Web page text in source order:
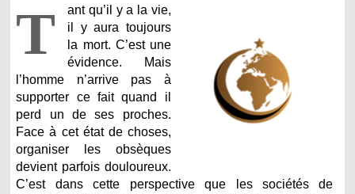
T
ant qu’il y a la vie,
il y aura toujours
la mort. C’est une
évidence. Mais
l’homme n’arrive pas à
supporter ce fait quand il
perd un de ses proches.
Face à cet état de choses,
organiser les obsèques
devient parfois douloureux.
C’est dans cette perspective que les sociétés de